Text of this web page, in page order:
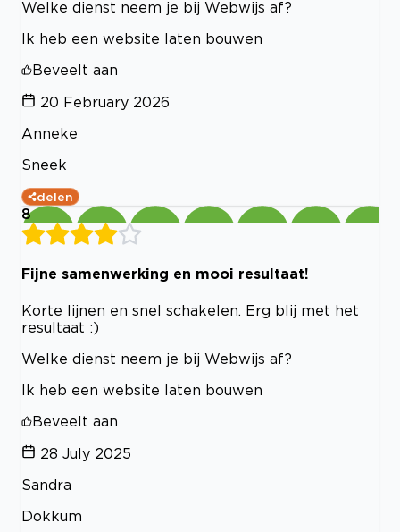
Welke dienst neem je bij Webwijs af?
Ik heb een website laten bouwen
Beveelt aan
20 February 2026
Anneke
Sneek
delen
8
Fijne samenwerking en mooi resultaat!
Korte lijnen en snel schakelen. Erg blij met het
resultaat :)
Welke dienst neem je bij Webwijs af?
Ik heb een website laten bouwen
Beveelt aan
28 July 2025
Sandra
Dokkum